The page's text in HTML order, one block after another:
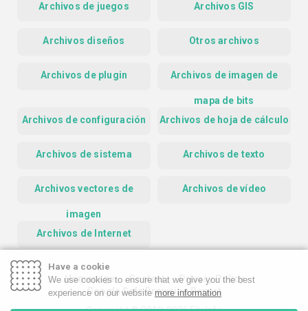
Archivos de juegos Archivos GIS
Archivos diseños Otros archivos
Archivos de plugin Archivos de imagen de
mapa de bits
Archivos de configuración
Archivos de hoja de cálculo
Archivos de sistema Archivos de texto
Archivos vectores de
imagen
Archivos de vídeo
Archivos de Internet
Homepage Contact
Privacy Policy
Google Safe Browsing Report
Have a cookie
We use cookies to ensure that we give you the best
experience on our website more information